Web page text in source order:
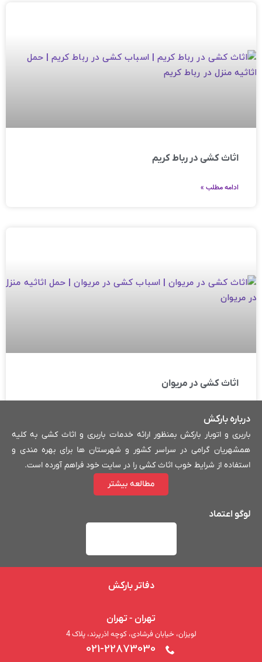
اثاث کشی در رباط کریم
ادامه مطلب »
اثاث کشی در مریوان
ادامه مطلب »
درباره بارکش
باربری و اتوبار بارکش بمنظور ارائه خدمات باربری و اثاث کشی به کلیه
همشهریان گرامی در سراسر کشور و شهرستان ها برای بهره مندی و
استفاده از شرایط خوب اثاث کشی را در سایت خود فراهم آورده است.
مطالعه بیشتر
لوگو اعتماد
دفاتر بارکش
تهران - تهران
لویزان، خیابان فرشادی، کوچه اذرپرند، پلاک 4
021-22873030